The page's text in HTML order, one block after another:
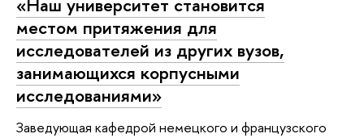
местом притяжения для
исследователей из других вузов,
занимающихся корпусными
исследованиями»
Заведующая кафедрой немецкого и французского